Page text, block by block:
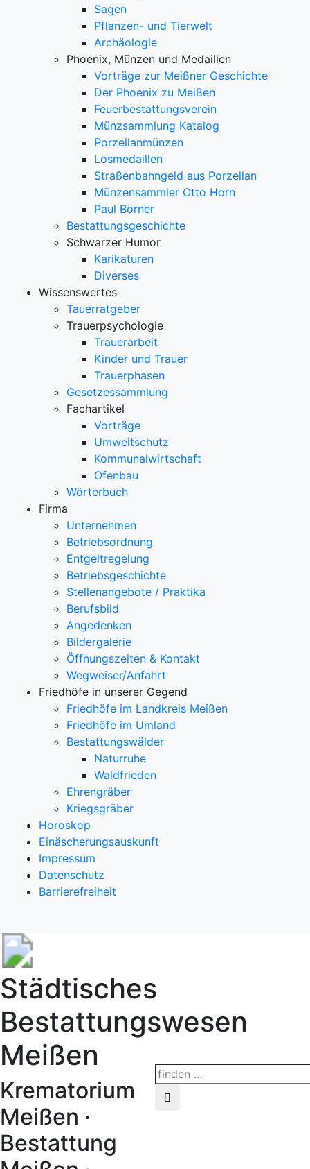
Sagen
Pflanzen- und Tierwelt
Archäologie
Phoenix, Münzen und Medaillen
Vorträge zur Meißner Geschichte
Der Phoenix zu Meißen
Feuerbestattungsverein
Münzsammlung Katalog
Porzellanmünzen
Losmedaillen
Straßenbahngeld aus Porzellan
Münzensammler Otto Horn
Paul Börner
Bestattungsgeschichte
Schwarzer Humor
Karikaturen
Diverses
Wissenswertes
Tauerratgeber
Trauerpsychologie
Trauerarbeit
Kinder und Trauer
Trauerphasen
Gesetzessammlung
Fachartikel
Vorträge
Umweltschutz
Kommunalwirtschaft
Ofenbau
Wörterbuch
Firma
Unternehmen
Betriebsordnung
Entgeltregelung
Betriebsgeschichte
Stellenangebote / Praktika
Berufsbild
Angedenken
Bildergalerie
Öffnungszeiten & Kontakt
Wegweiser/Anfahrt
Friedhöfe in unserer Gegend
Friedhöfe im Landkreis Meißen
Friedhöfe im Umland
Bestattungswälder
Naturruhe
Waldfrieden
Ehrengräber
Kriegsgräber
Horoskop
Einäscherungsauskunft
Impressum
Datenschutz
Barrierefreiheit
Städtisches
Bestattungswesen
Meißen
Krematorium
Meißen ·
Bestattung